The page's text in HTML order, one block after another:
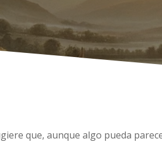
que, aunque algo pueda